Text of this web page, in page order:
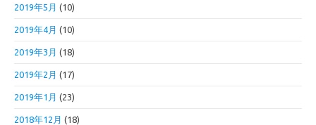
2019年5月 (10)
2019年4月 (10)
2019年3月 (18)
2019年2月 (17)
2019年1月 (23)
2018年12月 (18)